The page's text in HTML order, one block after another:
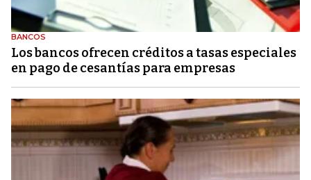
BANCOS
Los bancos ofrecen créditos a tasas especiales
en pago de cesantías para empresas